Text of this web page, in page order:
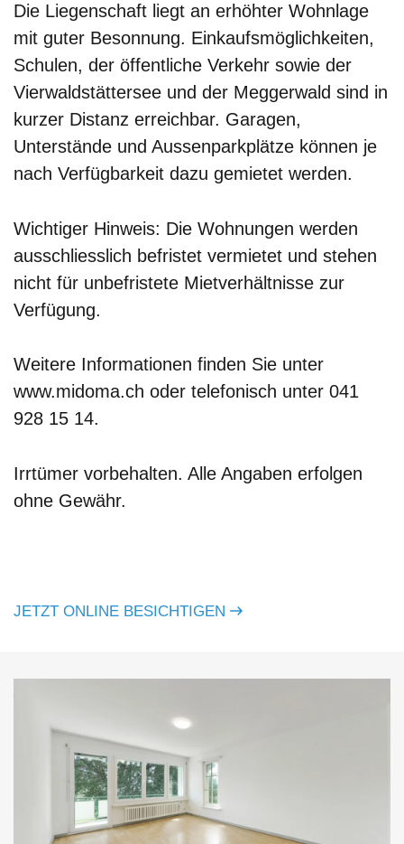
Die Liegenschaft liegt an erhöhter Wohnlage
mit guter Besonnung. Einkaufsmöglichkeiten,
Schulen, der öffentliche Verkehr sowie der
Vierwaldstättersee und der Meggerwald sind in
kurzer Distanz erreichbar. Garagen,
Unterstände und Aussenparkplätze können je
nach Verfügbarkeit dazu gemietet werden.
Wichtiger Hinweis: Die Wohnungen werden
ausschliesslich befristet vermietet und stehen
nicht für unbefristete Mietverhältnisse zur
Verfügung.
Weitere Informationen finden Sie unter
www.midoma.ch oder telefonisch unter 041
928 15 14.
Irrtümer vorbehalten. Alle Angaben erfolgen
ohne Gewähr.
JETZT ONLINE BESICHTIGEN